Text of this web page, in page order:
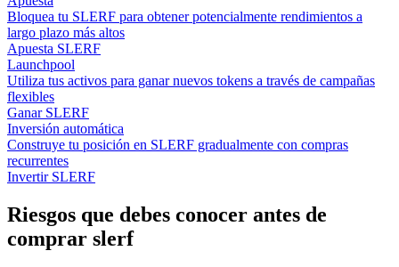
Bloquea tu SLERF para obtener potencialmente rendimientos a
largo plazo más altos
Apuesta SLERF
Launchpool
Utiliza tus activos para ganar nuevos tokens a través de campañas
flexibles
Ganar SLERF
Inversión automática
Construye tu posición en SLERF gradualmente con compras
recurrentes
Invertir SLERF
Riesgos que debes conocer antes de
comprar slerf